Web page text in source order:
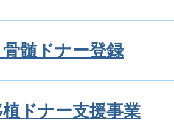
髄ドナー登録
ドナー支援事業